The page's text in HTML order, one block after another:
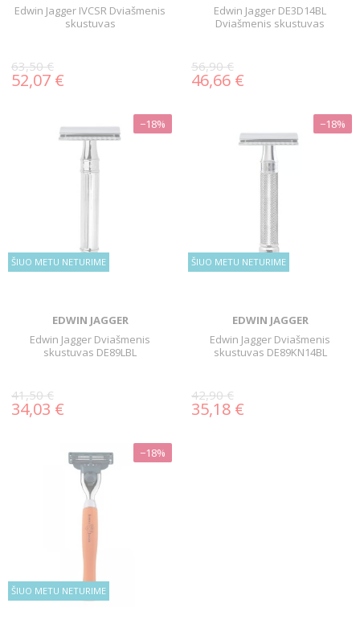
Edwin Jagger IVCSR Dviašmenis
skustuvas
63,50 €
52,07 €
Edwin Jagger DE3D14BL
Dviašmenis skustuvas
56,90 €
46,66 €
ŠIUO METU NETURIME
−18%
EDWIN JAGGER
Edwin Jagger Dviašmenis
skustuvas DE89LBL
41,50 €
34,03 €
ŠIUO METU NETURIME
−18%
EDWIN JAGGER
Edwin Jagger Dviašmenis
skustuvas DE89KN14BL
42,90 €
35,18 €
ŠIUO METU NETURIME
−18%